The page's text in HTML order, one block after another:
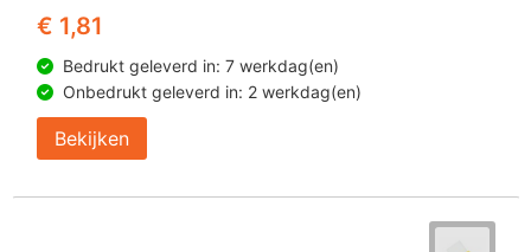
€ 1,81
Bedrukt geleverd in: 7 werkdag(en)
Onbedrukt geleverd in: 2 werkdag(en)
Bekijken